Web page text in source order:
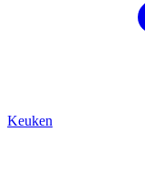
Keuken